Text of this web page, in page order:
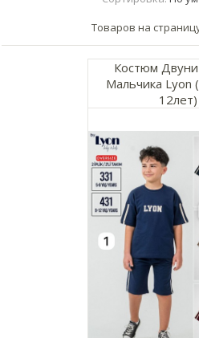
Товаров на
Костюм
Мальчика Lyon
12лет)